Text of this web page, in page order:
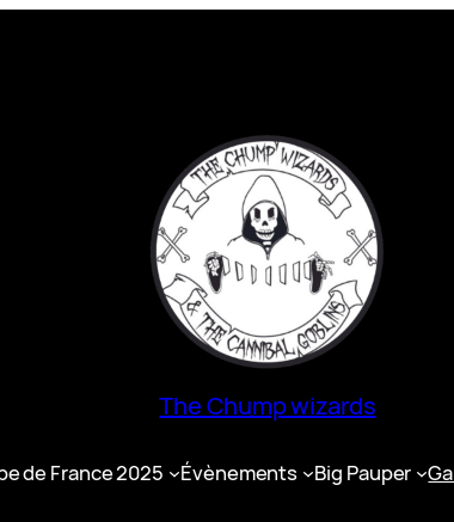
The Chump wizards
de France 2025 Évènements Big Pauper